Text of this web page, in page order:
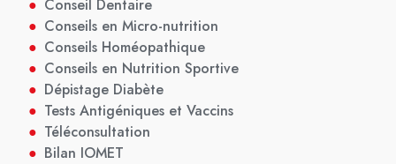
● Conseil Dentaire
● Conseils en Micro-nutrition
● Conseils Homéopathique
● Conseils en Nutrition Sportive
● Dépistage Diabète
● Tests Antigéniques et Vaccins
● Téléconsultation
● Bilan IOMET